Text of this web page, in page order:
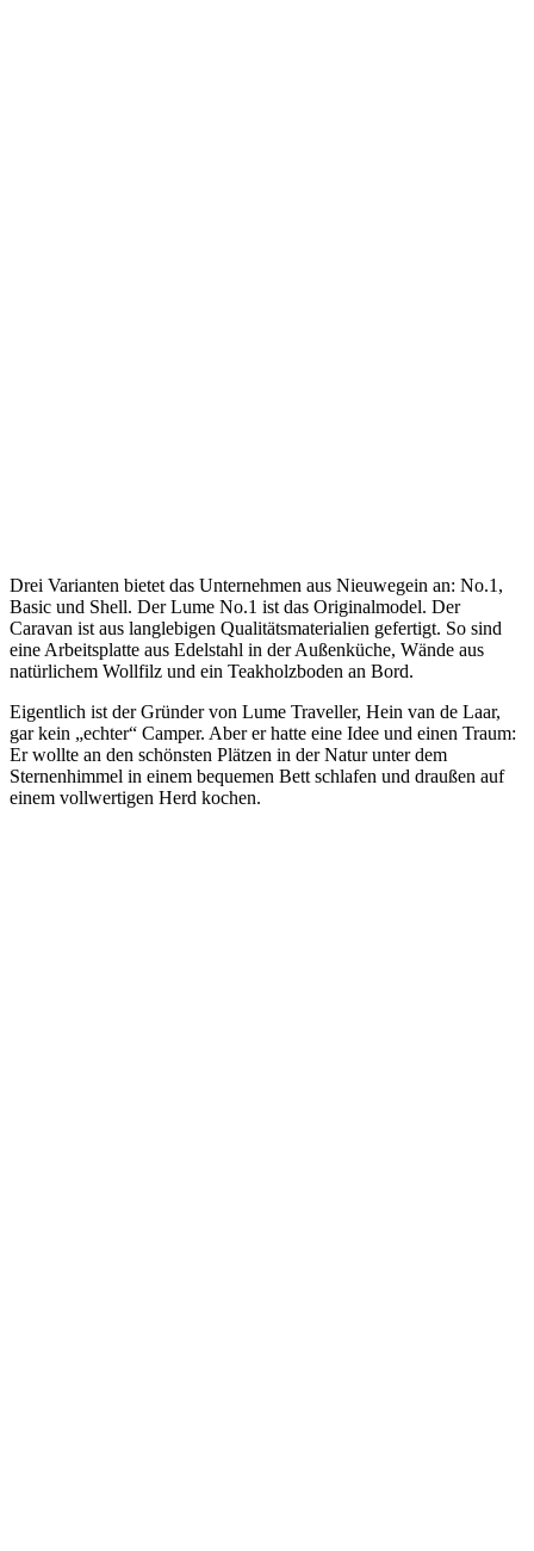
Drei Varianten bietet das Unternehmen aus Nieuwegein an: No.1,
Basic und Shell. Der Lume No.1 ist das Originalmodel. Der
Caravan ist aus langlebigen Qualitätsmaterialien gefertigt. So sind
eine Arbeitsplatte aus Edelstahl in der Außenküche, Wände aus
natürlichem Wollfilz und ein Teakholzboden an Bord.
Eigentlich ist der Gründer von Lume Traveller, Hein van de Laar,
gar kein „echter“ Camper. Aber er hatte eine Idee und einen Traum:
Er wollte an den schönsten Plätzen in der Natur unter dem
Sternenhimmel in einem bequemen Bett schlafen und draußen auf
einem vollwertigen Herd kochen.